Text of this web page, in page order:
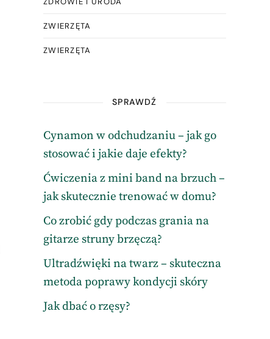
ZWIERZĘTA
ZWIERZĘTA
SPRAWDŹ
Cynamon w odchudzaniu – jak go
stosować i jakie daje efekty?
Ćwiczenia z mini band na brzuch –
jak skutecznie trenować w domu?
Co zrobić gdy podczas grania na
gitarze struny brzęczą?
Ultradźwięki na twarz – skuteczna
metoda poprawy kondycji skóry
Jak dbać o rzęsy?